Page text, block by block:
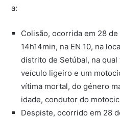
a:
Colisão, ocorrida em 28
14h14min, na EN 10, na
distrito de Setúbal, na
veículo ligeiro e um
vítima mortal, do género
idade, condutor do
Despiste, ocorrido em 28